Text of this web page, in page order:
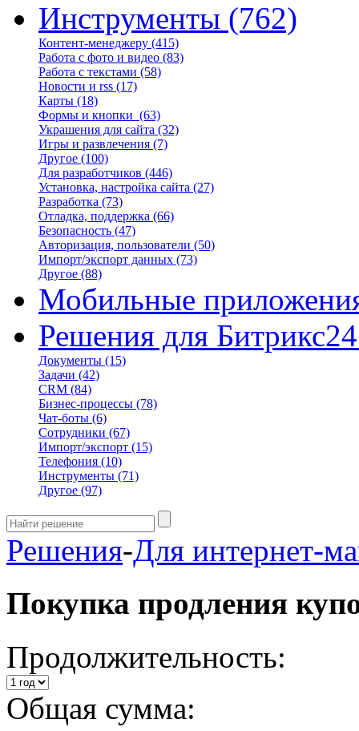
Инструменты (762)
Контент-менеджеру (415)
Работа с фото и видео (83)
Работа с текстами (58)
Новости и rss (17)
Карты (18)
Формы и кнопки (63)
Украшения для сайта (32)
Игры и развлечения (7)
Другое (100)
Для разработчиков (446)
Установка, настройка сайта (27)
Разработка (73)
Отладка, поддержка (66)
Безопасность (47)
Авторизация, пользователи (50)
Импорт/экспорт данных (73)
Другое (88)
Мобильные
Решения для Битрикс24
Документы (15)
Задачи (42)
CRM (84)
Бизнес-процессы (78)
Чат-боты (6)
Сотрудники (67)
Импорт/экспорт (15)
Телефония (10)
Инструменты (71)
Другое (97)
Решения-Для интернет-
Покупка продления
Продолжительность:
Общая сумма: